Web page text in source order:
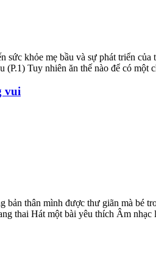
khỏe mẹ bầu và sự phát triển
Tuy nhiên ăn thế nào để có
vui
bản thân mình được thư giãn mà
thai Hát một bài yêu thích Âm